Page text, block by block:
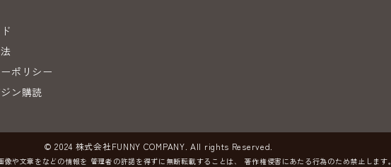
ポリシー
ン購読
© 2024 株式会社FUNNY COMPANY. All rights Reserved.
像や文章をなどの情報を 管理者の許諾を得ずに無断転載することは、 著作権侵害にあたる行為のため禁止します。